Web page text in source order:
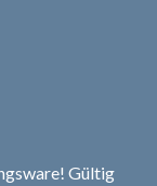
Gültig